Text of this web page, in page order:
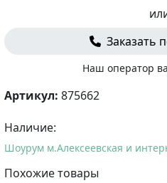
Заказать
Наш оператор
Артикул: 875662
Наличие:
Шоурум м.Алексеевская и
Похожие товары